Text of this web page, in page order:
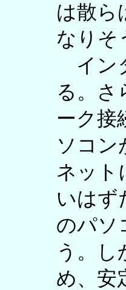
は散ら
なりそ
イン
る。さ
ーク接
ソコン
ネット
いはず
のパソ
う。し
め、安